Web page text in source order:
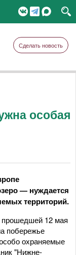
Сделать новость
особая
— нуждается
территорий.
прошедшей 12 мая
побережье
охраняемые
"Нижне-